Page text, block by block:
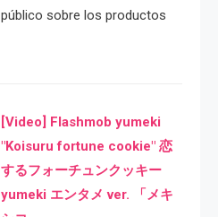
público sobre los productos
[Video] Flashmob yumeki
"Koisuru fortune cookie" 恋
するフォーチュンクッキー
yumeki エンタメ ver. 「メキ